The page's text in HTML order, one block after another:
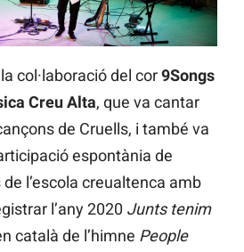
col·laboració del cor9Songs
Creu Alta, que va cantar
de Cruells, i també va
espontània de
l’escola creualtenca amb
l’any 2020 Junts tenim
català de l’himne People